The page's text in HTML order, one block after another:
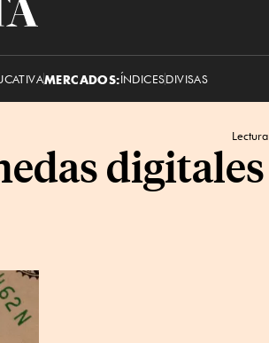
MERCADOS:ÍNDICESDIVISAS
Lectura
digitales